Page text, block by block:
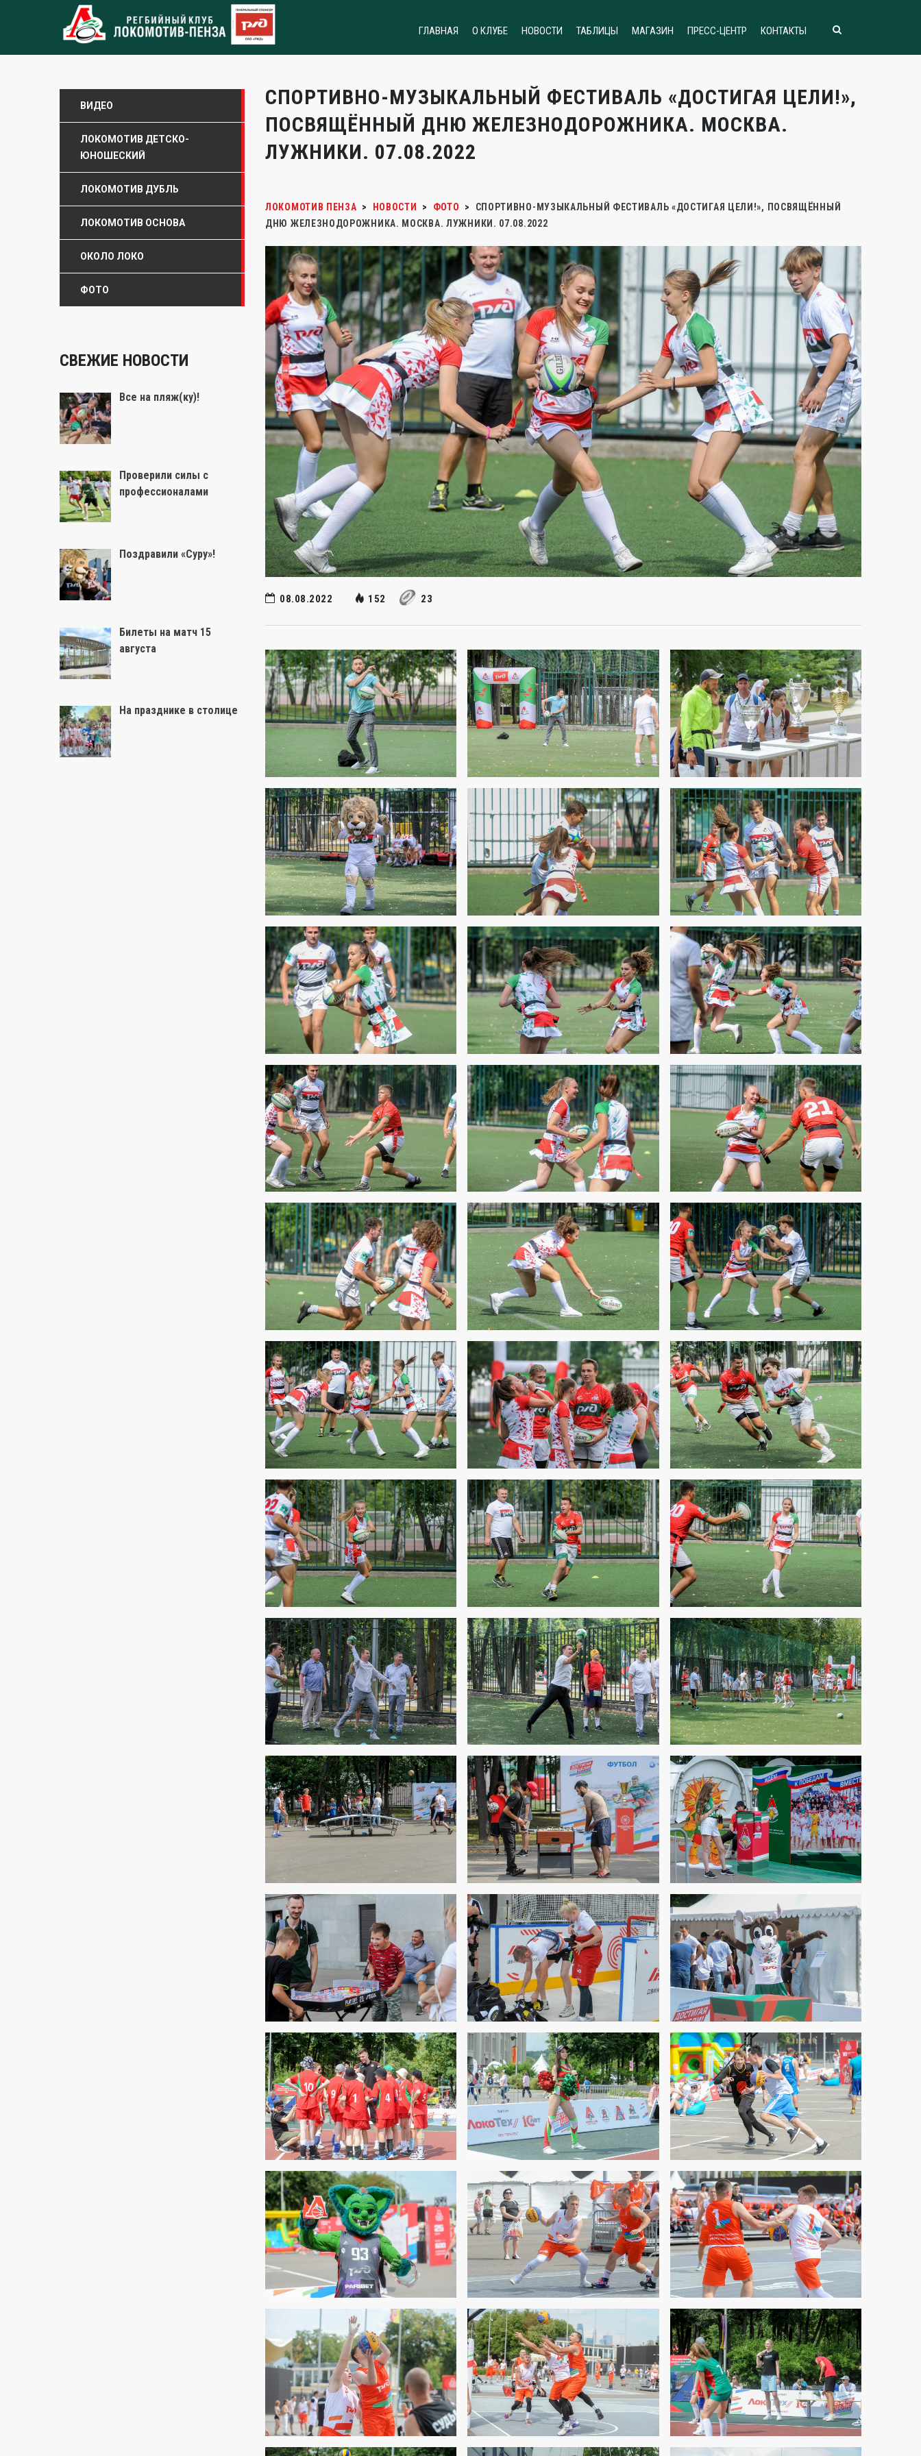
ГЛАВНАЯ О КЛУБЕ НОВОСТИ ТАБЛИЦЫ МАГАЗИН ПРЕСС-ЦЕНТР КОНТАКТЫ
СПОРТИВНО-МУЗЫКАЛЬНЫЙ ФЕСТИВАЛЬ «ДОСТИГАЯ ЦЕЛИ!»,
ПОСВЯЩЁННЫЙ ДНЮ ЖЕЛЕЗНОДОРОЖНИКА. МОСКВА.
ЛУЖНИКИ. 07.08.2022
ЛОКОМОТИВ ПЕНЗА > НОВОСТИ > ФОТО >
СПОРТИВНО-МУЗЫКАЛЬНЫЙ ФЕСТИВАЛЬ «ДОСТИГАЯ ЦЕЛИ!», ПОСВЯЩЁННЫЙ
ДНЮ ЖЕЛЕЗНОДОРОЖНИКА. МОСКВА. ЛУЖНИКИ. 07.08.2022
08.08.2022 152 23
ВИДЕО
ЛОКОМОТИВ ДЕТСКО-
ЮНОШЕСКИЙ
ЛОКОМОТИВ ДУБЛЬ
ЛОКОМОТИВ ОСНОВА
ОКОЛО ЛОКО
ФОТО
СВЕЖИЕ НОВОСТИ
Все на пляж(ку)!
Проверили силы с
профессионалами
Поздравили «Суру»!
Билеты на матч 15
августа
На празднике в столице